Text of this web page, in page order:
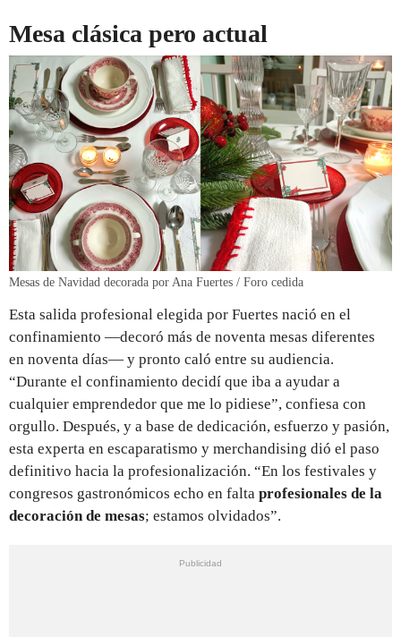
Mesa clásica pero actual
Mesas de Navidad decorada por Ana Fuertes / Foro cedida
Esta salida profesional elegida por Fuertes nació en el
confinamiento —decoró más de noventa mesas diferentes
en noventa días— y pronto caló entre su audiencia.
“Durante el confinamiento decidí que iba a ayudar a
cualquier emprendedor que me lo pidiese”, confiesa con
orgullo. Después, y a base de dedicación, esfuerzo y pasión,
esta experta en escaparatismo y merchandising dió el paso
definitivo hacia la profesionalización. “En los festivales y
congresos gastronómicos echo en falta profesionales de la
decoración de mesas; estamos olvidados”.